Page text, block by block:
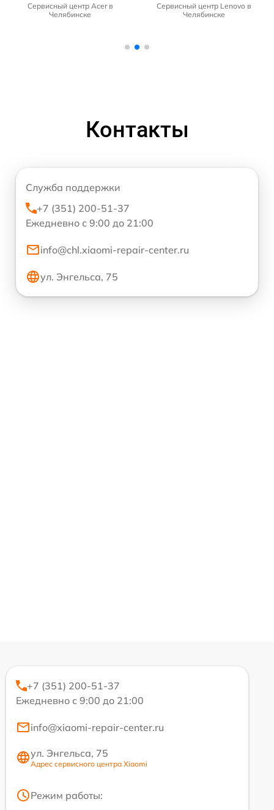
Сервисный центр Acer в
Челябинске
Сервисный центр Lenovo в
Челябинске
Контакты
Служба поддержки
+7 (351) 200-51-37
Ежедневно с 9:00 до 21:00
info@chl.xiaomi-repair-center.ru
ул. Энгельса, 75
+7 (351) 200-51-37
Ежедневно с 9:00 до 21:00
info@xiaomi-repair-center.ru
ул. Энгельса, 75
Адрес сервисного центра Xiaomi
Режим работы: